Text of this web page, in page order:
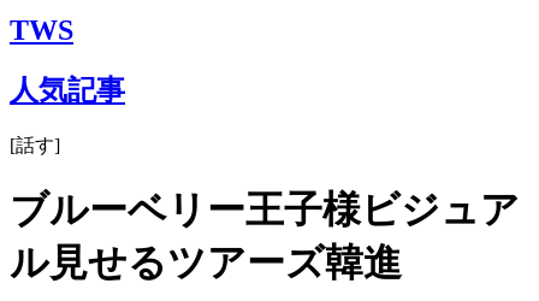
TWS
人気記事
[話す]
ブルーベリー王子様ビジュア
ル見せるツアーズ韓進